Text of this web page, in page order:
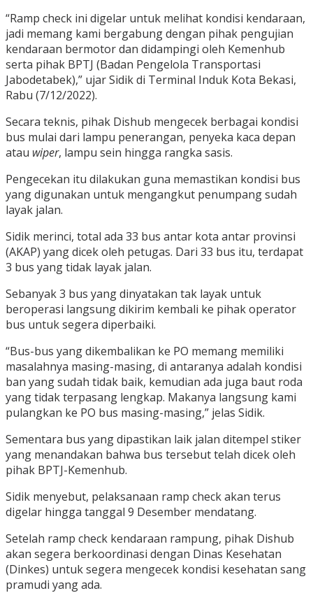
“Ramp check ini digelar untuk melihat kondisi kendaraan,
jadi memang kami bergabung dengan pihak pengujian
kendaraan bermotor dan didampingi oleh Kemenhub
serta pihak BPTJ (Badan Pengelola Transportasi
Jabodetabek),” ujar Sidik di Terminal Induk Kota Bekasi,
Rabu (7/12/2022).
Secara teknis, pihak Dishub mengecek berbagai kondisi
bus mulai dari lampu penerangan, penyeka kaca depan
atau wiper, lampu sein hingga rangka sasis.
Pengecekan itu dilakukan guna memastikan kondisi bus
yang digunakan untuk mengangkut penumpang sudah
layak jalan.
Sidik merinci, total ada 33 bus antar kota antar provinsi
(AKAP) yang dicek oleh petugas. Dari 33 bus itu, terdapat
3 bus yang tidak layak jalan.
Sebanyak 3 bus yang dinyatakan tak layak untuk
beroperasi langsung dikirim kembali ke pihak operator
bus untuk segera diperbaiki.
“Bus-bus yang dikembalikan ke PO memang memiliki
masalahnya masing-masing, di antaranya adalah kondisi
ban yang sudah tidak baik, kemudian ada juga baut roda
yang tidak terpasang lengkap. Makanya langsung kami
pulangkan ke PO bus masing-masing,” jelas Sidik.
Sementara bus yang dipastikan laik jalan ditempel stiker
yang menandakan bahwa bus tersebut telah dicek oleh
pihak BPTJ-Kemenhub.
Sidik menyebut, pelaksanaan ramp check akan terus
digelar hingga tanggal 9 Desember mendatang.
Setelah ramp check kendaraan rampung, pihak Dishub
akan segera berkoordinasi dengan Dinas Kesehatan
(Dinkes) untuk segera mengecek kondisi kesehatan sang
pramudi yang ada.